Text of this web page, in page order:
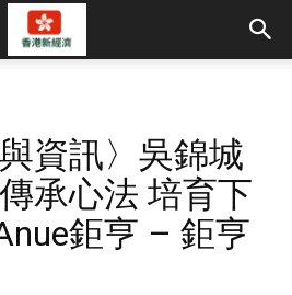
資訊〉吳錦城
承心法 培育下
鉅亨 – 鉅亨